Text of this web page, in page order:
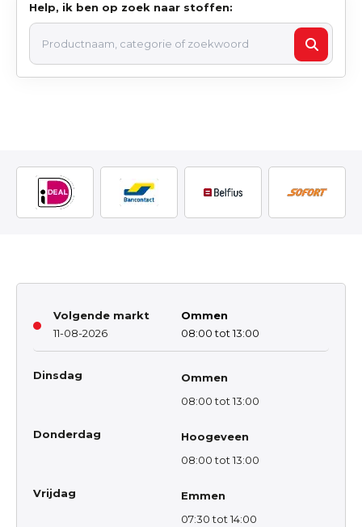
Help, ik ben op zoek naar stoffen:
Volgende markt
11-08-2026
Ommen
08:00 tot 13:00
Dinsdag
Ommen
08:00 tot 13:00
Donderdag
Hoogeveen
08:00 tot 13:00
Vrijdag
Emmen
07:30 tot 14:00